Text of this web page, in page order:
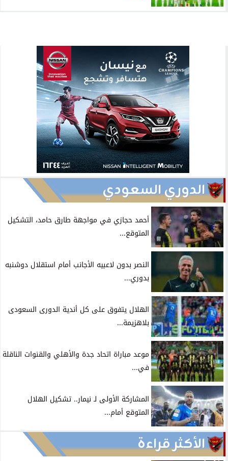
الدوري السعودي
أحمد حجازي في مواجهة طارق حامد، التشكيل
المتوقع...
النصر بدون لاعبيه الأجانب أمام استقلال دوشنبه
بدوري...
الهلال يتفوق على كل أندية الدورى السعودى
بلاهزيمة...
موعد مباراة اتحاد جدة والأهلي والقنوات الناقلة
في...
المشاركة الأولى لـ نيمار.. تشكيل الهلال
المتوقع أمام...
الأكثر قراءة